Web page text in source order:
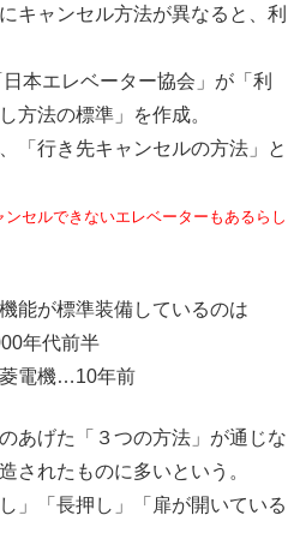
キャンセル方法が異なると、利
本エレベーター協会」が「利
方法の標準」を作成。
「行き先キャンセルの方法」と
セルできないエレベーターもあるらし
能が標準装備しているのは
年代前半
菱電機…10年前
あげた「３つの方法」が通じな
されたものに多いという。
」「長押し」「扉が開いている